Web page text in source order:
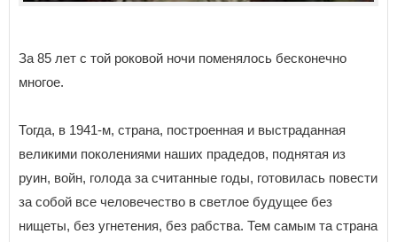
За 85 лет с той роковой ночи поменялось бесконечно
многое.
Тогда, в 1941-м, страна, построенная и выстраданная
великими поколениями наших прадедов, поднятая из
руин, войн, голода за считанные годы, готовилась повести
за собой все человечество в светлое будущее без
нищеты, без угнетения, без рабства. Тем самым та страна